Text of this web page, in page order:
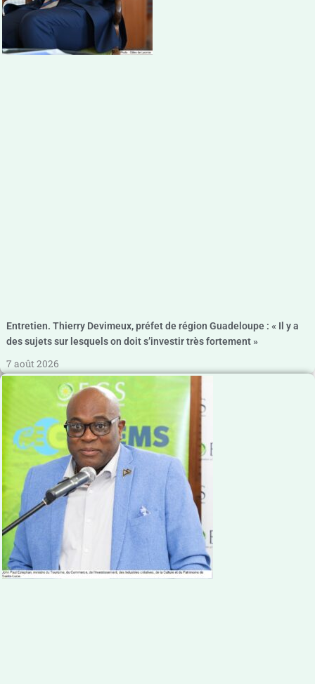
Entretien. Thierry Devimeux, préfet de région Guadeloupe : « Il y a
des sujets sur lesquels on doit s’investir très fortement »
7 août 2026